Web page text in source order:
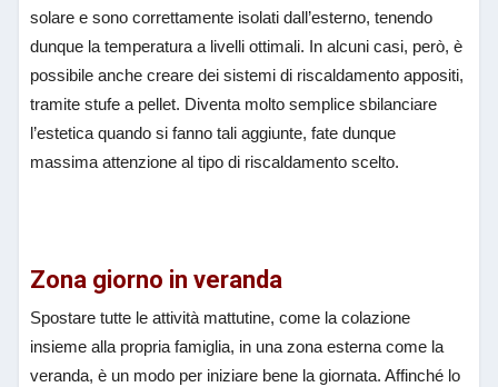
solare e sono correttamente isolati dall’esterno, tenendo
dunque la temperatura a livelli ottimali. In alcuni casi, però, è
possibile anche creare dei sistemi di riscaldamento appositi,
tramite stufe a pellet. Diventa molto semplice sbilanciare
l’estetica quando si fanno tali aggiunte, fate dunque
massima attenzione al tipo di riscaldamento scelto.
Zona giorno in veranda
Spostare tutte le attività mattutine, come la colazione
insieme alla propria famiglia, in una zona esterna come la
veranda, è un modo per iniziare bene la giornata. Affinché lo